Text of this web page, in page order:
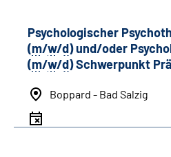
Psychologischer
(m/w/d) und/oder
(m/w/d) Schwerpunkt
Boppard - Bad Salzig